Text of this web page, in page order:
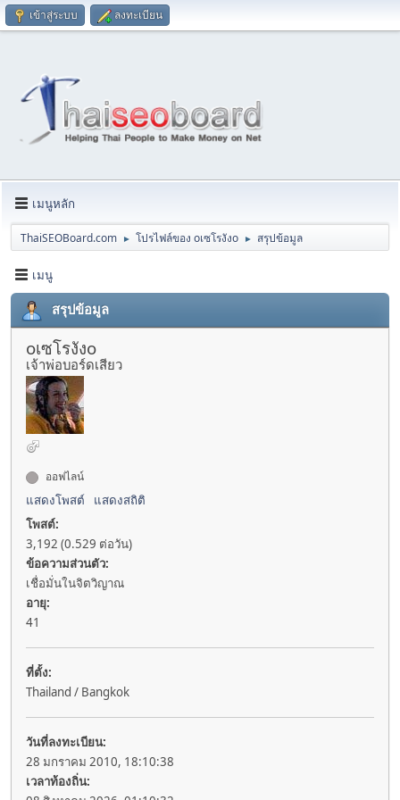
เข้าสู่ระบบ ลงทะเบียน
เมนูหลัก
ThaiSEOBoard.com ► โปรไฟล์ของ oเซโรงังo ► สรุปข้อมูล
เมนู
สรุปข้อมูล
oเซโรงังo
เจ้าพ่อบอร์ดเสียว
ออฟไลน์
แสดงโพสต์
แสดงสถิติ
โพสต์:
3,192 (0.529 ต่อวัน)
ข้อความส่วนตัว:
เชื่อมั่นในจิตวิญาณ
อายุ:
41
ที่ตั้ง:
Thailand / Bangkok
วันที่ลงทะเบียน:
28 มกราคม 2010, 18:10:38
เวลาท้องถิ่น: